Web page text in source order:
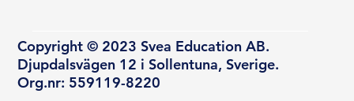
Copyright © 2023 Svea Education AB.
Djupdalsvägen 12 i Sollentuna, Sverige.
Org.nr: 559119-8220